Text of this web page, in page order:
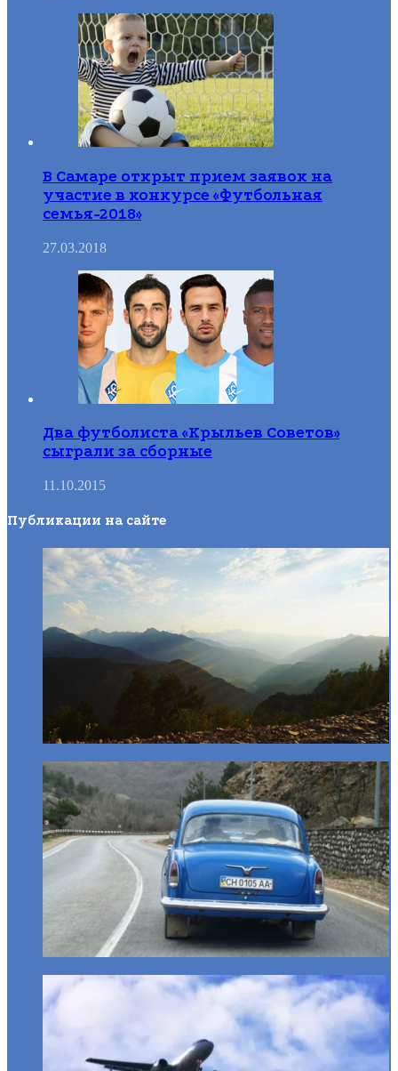
В Самаре открыт прием заявок на
участие в конкурсе «Футбольная
семья-2018»
27.03.2018
Два футболиста «Крыльев Советов»
сыграли за сборные
11.10.2015
Публикации на сайте